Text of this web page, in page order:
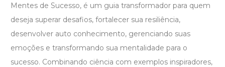
Mentes de Sucesso, é um guia transformador para quem
deseja superar desafios, fortalecer sua resiliência,
desenvolver auto conhecimento, gerenciando suas
emoções e transformando sua mentalidade para o
sucesso. Combinando ciência com exemplos inspiradores,